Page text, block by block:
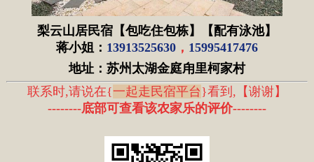
梨云山居民宿【包吃住包栋】【配有泳池】
蒋小姐： 13913525630 ， 15995417476
地址：苏州太湖金庭甪里柯家村
联系时,请说在{一起走民宿平台}看到, 【谢谢】
--------底部可查看该农家乐的评价--------